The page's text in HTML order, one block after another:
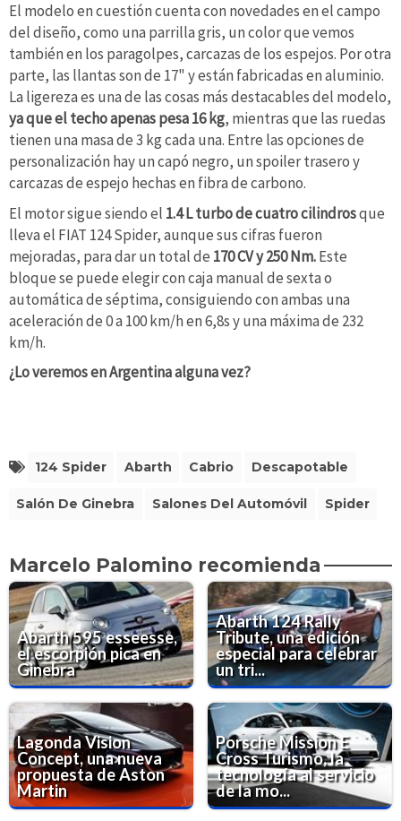
El modelo en cuestión cuenta con novedades en el campo
del diseño, como una parrilla gris, un color que vemos
también en los paragolpes, carcazas de los espejos. Por otra
parte, las llantas son de 17" y están fabricadas en aluminio.
La ligereza es una de las cosas más destacables del modelo,
ya que el techo apenas pesa 16 kg, mientras que las ruedas
tienen una masa de 3 kg cada una. Entre las opciones de
personalización hay un capó negro, un spoiler trasero y
carcazas de espejo hechas en fibra de carbono.
El motor sigue siendo el 1.4 L turbo de cuatro cilindrosque
lleva el FIAT 124 Spider, aunque sus cifras fueron
mejoradas, para dar un total de 170 CV y 250 Nm.Este
bloque se puede elegir con caja manual de sexta o
automática de séptima, consiguiendo con ambas una
aceleración de 0 a 100 km/h en 6,8s y una máxima de 232
km/h.
¿Lo veremos en Argentina alguna vez?
124 Spider Abarth Cabrio Descapotable
Salón De Ginebra Salones Del Automóvil Spider
Marcelo Palomino recomienda
Abarth 595 esseesse,
el escorpión pica en
Ginebra
Abarth 124 Rally
Tribute, una edición
especial para celebrar
un tri...
Lagonda Vision
Concept, una nueva
propuesta de Aston
Martin
Porsche Mission E
Cross Turismo, la
tecnología al servicio
de la mo...